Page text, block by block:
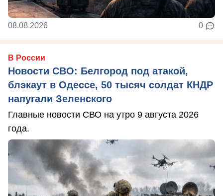
08.08.2026 0
В России
Новости СВО: Белгород под атакой,
блэкаут в Одессе, 50 тысяч солдат КНДР
напугали Зеленского
Главные новости СВО на утро 9 августа 2026
года.